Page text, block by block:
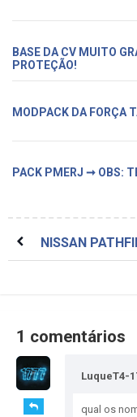
BASE DA CV MUITO
PROTEÇÃO!
MODPACK DA FORÇA
PACK PMERJ ➞ OBS:
NISSAN
1 comentários
LuqueT4-
qual os